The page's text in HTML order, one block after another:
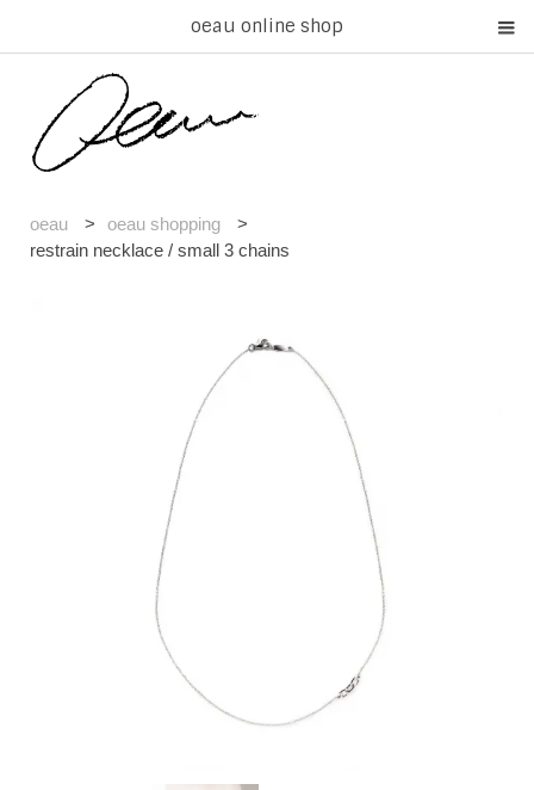
oeau online shop
oeau > oeau shopping
>
restrain necklace / small 3 chains